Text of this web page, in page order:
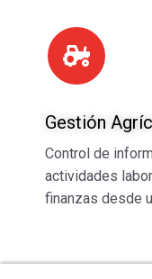
Gestión
Control de
actividades
finanzas desde